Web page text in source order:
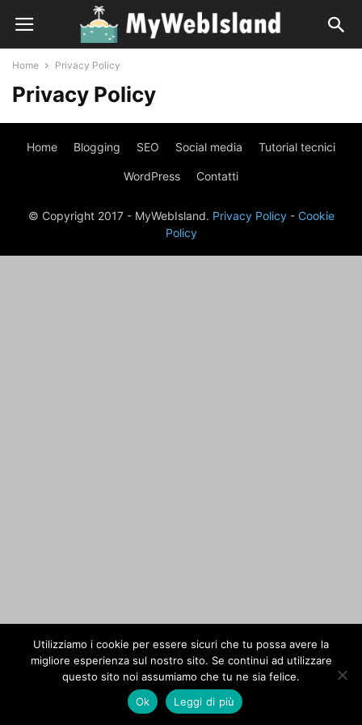
Home Privacy Policy
Privacy Policy
Home Blogging SEO Social media Tutorial tecnici
WordPress Contatti
© Copyright 2017 - MyWebIsland. Privacy Policy- Cookie
Policy
Utilizziamo i cookie per essere sicuri che tu possa avere la
migliore esperienza sul nostro sito. Se continui ad utilizzare
questo sito noi assumiamo che tu ne sia felice.
Ok
Leggi di più